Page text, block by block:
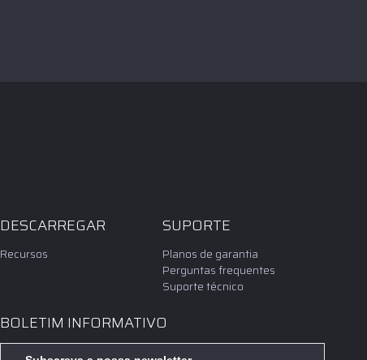
DESCARREGAR
Recursos
SUPORTE
Planos de garantia
Perguntas frequentes
Suporte técnico
BOLETIM INFORMATIVO